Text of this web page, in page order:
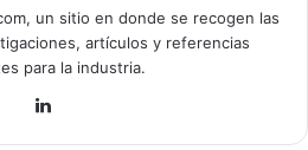
un sitio en donde se recogen las
artículos y referencias
para la industria.